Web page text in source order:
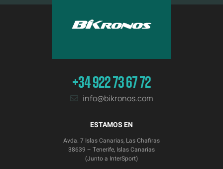
+34 922 73 67 72
info@bikronos.com
ESTAMOS EN
Avda. 7 Islas Canarias, Las Chafiras
38639 – Tenerife, Islas Canarias
(Junto a InterSport)